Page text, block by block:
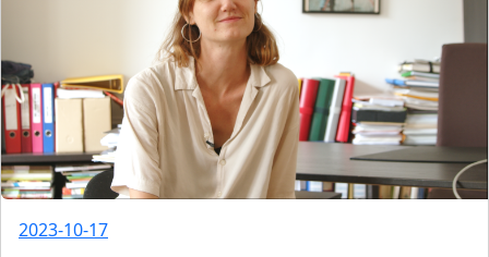
2023-10-17